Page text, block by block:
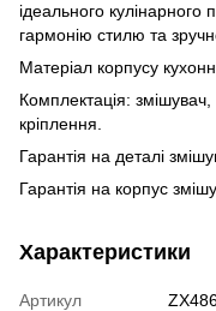
ідеального кулінарного
гармонію стилю та
Матеріал корпусу
Комплектація:
кріплення.
Гарантія на деталі
Гарантія на корпус
Характеристики
Артикул